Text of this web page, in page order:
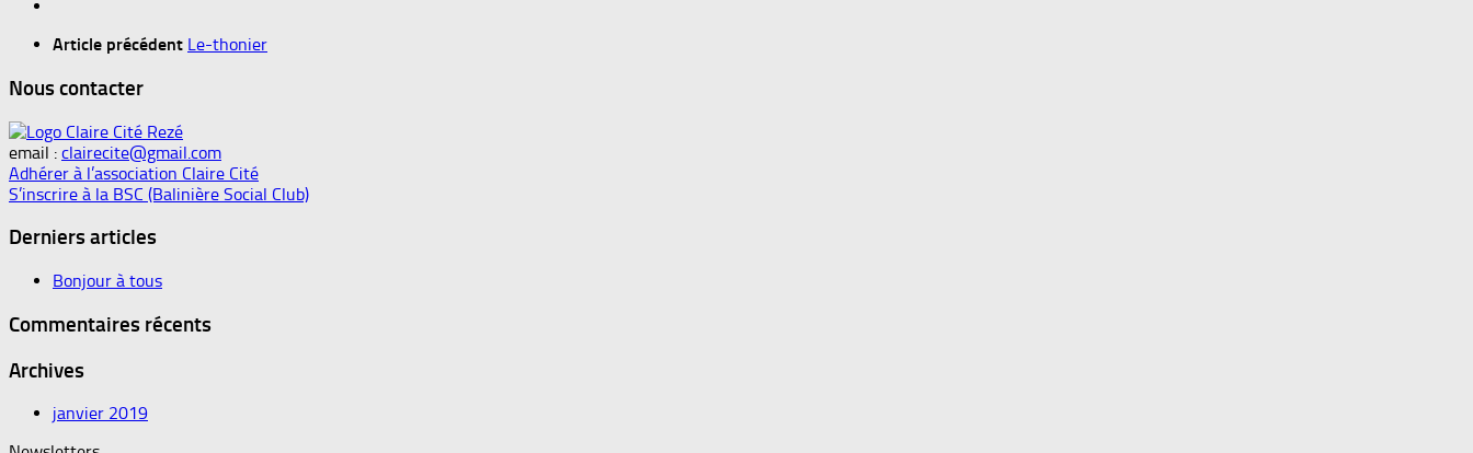
Article précédent Le-thonier
Nous contacter
email : clairecite@gmail.com
Adhérer à l’association Claire Cité
S’inscrire à la BSC (Balinière Social Club)
Derniers articles
Bonjour à tous
Commentaires récents
Archives
janvier 2019